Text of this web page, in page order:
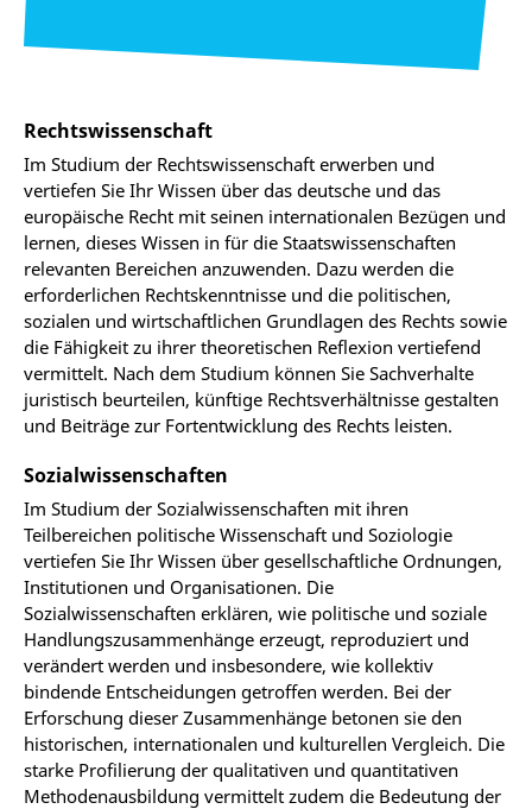
Rechtswissenschaft
Im Studium der Rechtswissenschaft erwerben und
vertiefen Sie Ihr Wissen über das deutsche und das
europäische Recht mit seinen internationalen Bezügen und
lernen, dieses Wissen in für die Staatswissenschaften
relevanten Bereichen anzuwenden. Dazu werden die
erforderlichen Rechtskenntnisse und die politischen,
sozialen und wirtschaftlichen Grundlagen des Rechts sowie
die Fähigkeit zu ihrer theoretischen Reflexion vertiefend
vermittelt. Nach dem Studium können Sie Sachverhalte
juristisch beurteilen, künftige Rechtsverhältnisse gestalten
und Beiträge zur Fortentwicklung des Rechts leisten.
Sozialwissenschaften
Im Studium der Sozialwissenschaften mit ihren
Teilbereichen politische Wissenschaft und Soziologie
vertiefen Sie Ihr Wissen über gesellschaftliche Ordnungen,
Institutionen und Organisationen. Die
Sozialwissenschaften erklären, wie politische und soziale
Handlungszusammenhänge erzeugt, reproduziert und
verändert werden und insbesondere, wie kollektiv
bindende Entscheidungen getroffen werden. Bei der
Erforschung dieser Zusammenhänge betonen sie den
historischen, internationalen und kulturellen Vergleich. Die
starke Profilierung der qualitativen und quantitativen
Methodenausbildung vermittelt zudem die Bedeutung der